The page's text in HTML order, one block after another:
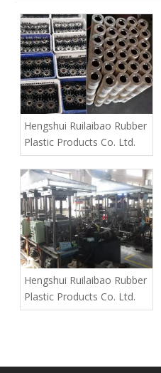
Hengshui Ruilaibao Rubber
Plastic Products Co. Ltd.
Hengshui Ruilaibao Rubber
Plastic Products Co. Ltd.